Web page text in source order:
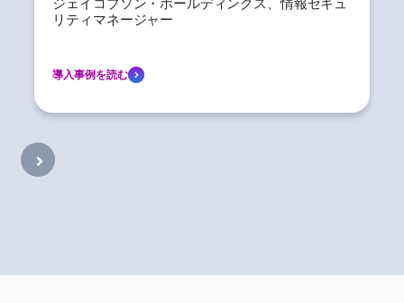
リティマネージャー
導入事例を読む